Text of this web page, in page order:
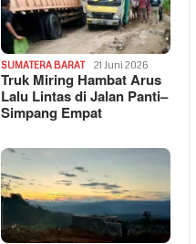
SUMATERA BARAT 21 Juni 2026
Truk Miring Hambat Arus
Lalu Lintas di Jalan Panti–
Simpang Empat